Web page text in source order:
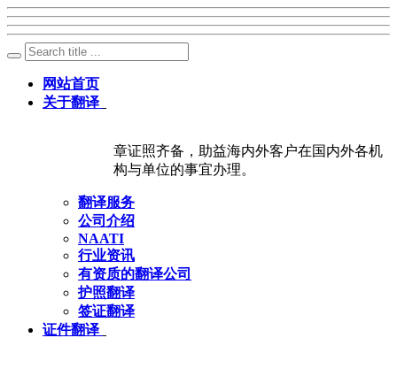
网站首页
关于翻译
章证照齐备，助益海内外客户在国内外各机
构与单位的事宜办理。
翻译服务
公司介绍
NAATI
行业资讯
有资质的翻译公司
护照翻译
签证翻译
证件翻译